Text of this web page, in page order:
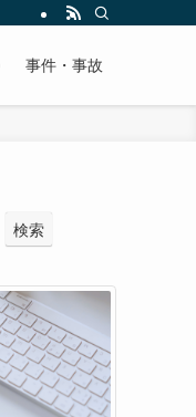
事件・事故
検索